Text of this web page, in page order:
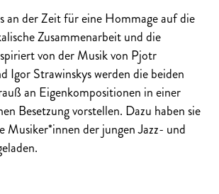
an der Zeit für eine Hommage auf die
Zusammenarbeit und die
von der Musik von Pjotr
Igor Strawinskys werden die beiden
an Eigenkompositionen in einer
Besetzung vorstellen. Dazu haben sie
Musiker*innen der jungen Jazz- und